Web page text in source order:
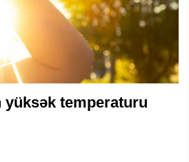
yüksək temperaturu